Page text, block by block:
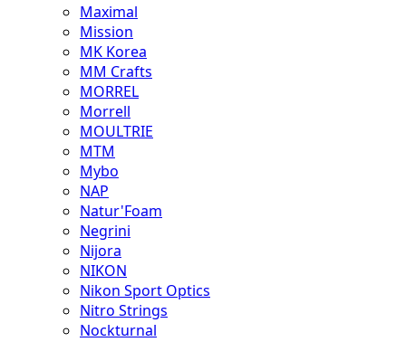
Maximal
Mission
MK Korea
MM Crafts
MORREL
Morrell
MOULTRIE
MTM
Mybo
NAP
Natur'Foam
Negrini
Nijora
NIKON
Nikon Sport Optics
Nitro Strings
Nockturnal